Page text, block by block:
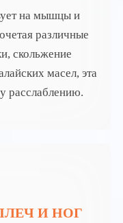
на мышцы и
различные
скольжение
масел, эта
расслаблению.
И НОГ